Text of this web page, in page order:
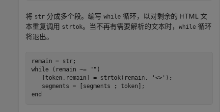
将 str 分成多个段。编写 while 循环，以对剩余的 HTML 文
本重复调用 strtok。当不再有需要解析的文本时， while 循环
将退出。
while (remain ~= "" )
   [token,remain] = strtok(remain,
'<>' );
end